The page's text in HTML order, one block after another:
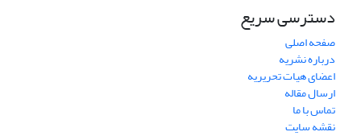
دسترسی سریع
صفحه اصلی
درباره نشریه
اعضای هیات تحریریه
ارسال مقاله
تماس با ما
نقشه سایت